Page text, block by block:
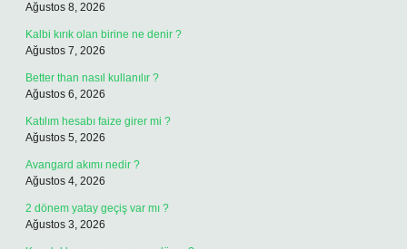
Ağustos 8, 2026
Kalbi kırık olan birine ne denir ?
Ağustos 7, 2026
Better than nasıl kullanılır ?
Ağustos 6, 2026
Katılım hesabı faize girer mi ?
Ağustos 5, 2026
Avangard akımı nedir ?
Ağustos 4, 2026
2 dönem yatay geçiş var mı ?
Ağustos 3, 2026